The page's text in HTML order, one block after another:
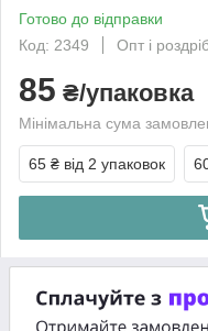
Готово до відправки
Код: 2349
Опт і
85 ₴/упаковка
Мінімальна сума
65 ₴ від 2 упаковок